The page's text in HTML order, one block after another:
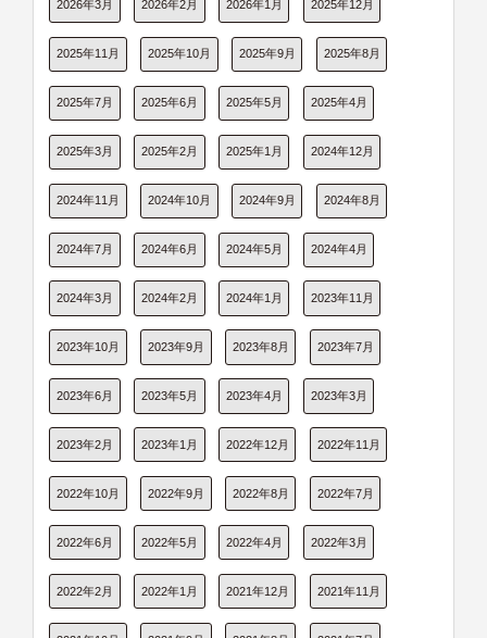
2026年3月 2026年2月 2026年1月 2025年12月
2025年11月 2025年10月 2025年9月 2025年8月
2025年7月 2025年6月 2025年5月 2025年4月
2025年3月 2025年2月 2025年1月 2024年12月
2024年11月 2024年10月 2024年9月 2024年8月
2024年7月 2024年6月 2024年5月 2024年4月
2024年3月 2024年2月 2024年1月 2023年11月
2023年10月 2023年9月 2023年8月 2023年7月
2023年6月 2023年5月 2023年4月 2023年3月
2023年2月 2023年1月 2022年12月 2022年11月
2022年10月 2022年9月 2022年8月 2022年7月
2022年6月 2022年5月 2022年4月 2022年3月
2022年2月 2022年1月 2021年12月 2021年11月